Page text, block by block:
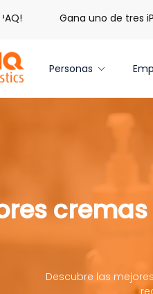
Gana uno de tres
Personas
Descubre las